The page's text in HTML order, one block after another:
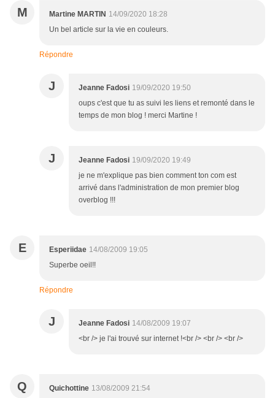
M Martine MARTIN 14/09/2020 18:28
Un bel article sur la vie en couleurs.
Répondre
J Jeanne Fadosi 19/09/2020 19:50
oups c'est que tu as suivi les liens et remonté dans le
temps de mon blog ! merci Martine !
J Jeanne Fadosi 19/09/2020 19:49
je ne m'explique pas bien comment ton com est
arrivé dans l'administration de mon premier blog
overblog !!!
E Esperiidae 14/08/2009 19:05
Superbe oeil!!
Répondre
J Jeanne Fadosi 14/08/2009 19:07
<br /> je l'ai trouvé sur internet !<br /> <br /> <br />
Q Quichottine 13/08/2009 21:54